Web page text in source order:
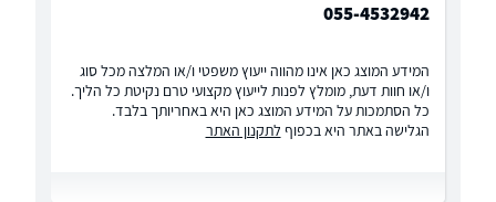
055-4532942
המידע המוצג כאן אינו מהווה ייעוץ משפטי ו/או המלצה מכל סוג
ו/או חוות דעת, מומלץ לפנות לייעוץ מקצועי טרם נקיטת כל הליך.
כל הסתמכות על המידע המוצג כאן היא באחריותך בלבד.
הגלישה באתר היא בכפוף לתקנון האתר